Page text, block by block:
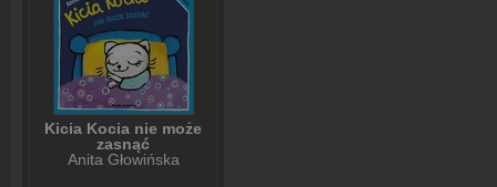
Kicia Kocia nie może
zasnąć
Anita Głowińska